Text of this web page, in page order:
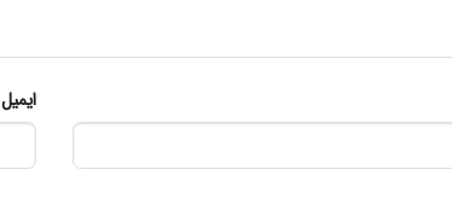
ایمیل